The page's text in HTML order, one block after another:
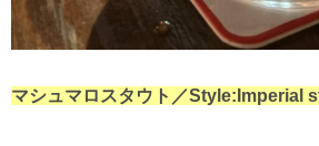
マシュマロスタウト／Style:Imperial